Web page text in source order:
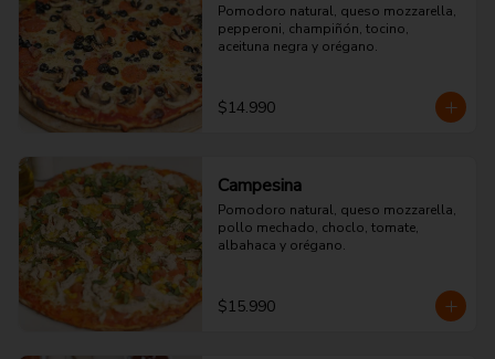
Pomodoro natural, queso mozzarella,
pepperoni, champiñón, tocino,
aceituna negra y orégano.
$14.990
Campesina
Pomodoro natural, queso mozzarella,
pollo mechado, choclo, tomate,
albahaca y orégano.
$15.990